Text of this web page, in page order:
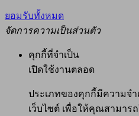
ยอมรับทั้งหมด
จัดการความเป็นส่วนตัว
คุกกี้ที่จำเป็น
เปิดใช้งานตลอด
ประเภทของคุกกี้มีความจ
เว็บไซต์ เพื่อให้คุณสามาร